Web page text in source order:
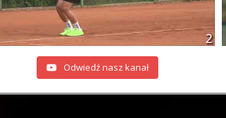
Odwiedź nasz kanał